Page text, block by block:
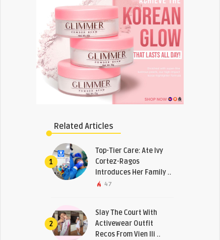
Related Articles
1
Top-Tier Care: Ate Ivy
Cortez-Ragos
Introduces Her Family ..
47
2
Slay The Court With
Activewear Outfit
Recos From Vien Ili ..